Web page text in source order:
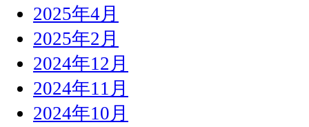
2025年4月
2025年2月
2024年12月
2024年11月
2024年10月